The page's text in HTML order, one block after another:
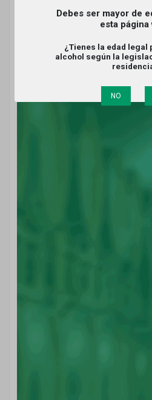
Debes ser mayor de
esta página
¿Tienes la edad legal
alcohol según la
NO